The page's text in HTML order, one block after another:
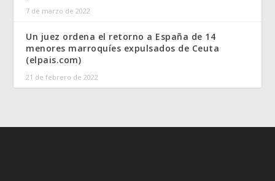
7 de marzo de 2022
Un juez ordena el retorno a España de 14
menores marroquíes expulsados de Ceuta
(elpais.com)
21 de febrero de 2022